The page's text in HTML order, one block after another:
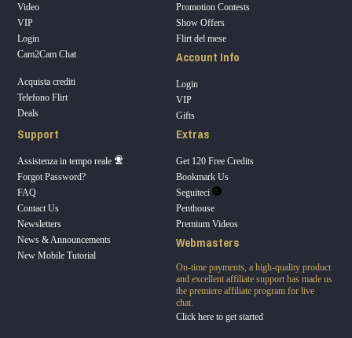
Video
VIP
Login
Cam2Cam Chat
Acquista crediti
Telefono Flirt
Deals
Promotion Contests
Show Offers
Flirt del mese
Account Info
Login
VIP
Gifts
Support
Assistenza in tempo reale
Forgot Password?
FAQ
Contact Us
Newsletters
News & Announcements
New Mobile Tutorial
Extras
Get 120 Free Credits
Bookmark Us
Seguiteci
Penthouse
Premium Videos
Webmasters
On-time payments, a high-quality product
and excellent affiliate support has made us
the premiere affiliate program for live
chat.
Click here to get started